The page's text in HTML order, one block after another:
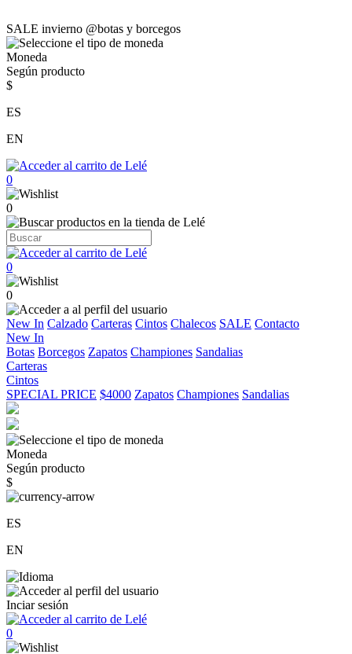
SALE invierno @botas y borcegos
Moneda
Según producto
$
ES
EN
0
0
0
0
New In Calzado Carteras Cintos Chalecos SALE Contacto
New In
Botas Borcegos Zapatos Championes Sandalias
Carteras
Cintos
SPECIAL PRICE $4000 Zapatos Championes Sandalias
Moneda
Según producto
$
ES
EN
Inciar sesión
0